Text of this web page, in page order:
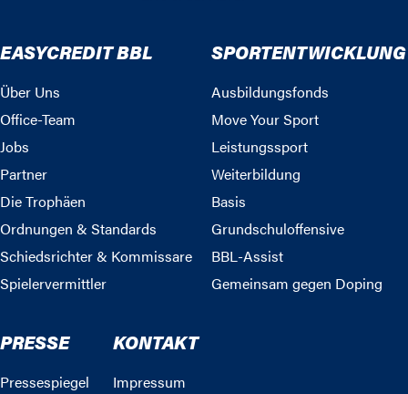
EASYCREDIT BBL
Über Uns
Office-Team
Jobs
Partner
Die Trophäen
Ordnungen & Standards
Schiedsrichter & Kommissare
Spielervermittler
SPORTENTWICKLUNG
Ausbildungsfonds
Move Your Sport
Leistungssport
Weiterbildung
Basis
Grundschuloffensive
BBL-Assist
Gemeinsam gegen Doping
PRESSE
Pressespiegel
KONTAKT
Impressum